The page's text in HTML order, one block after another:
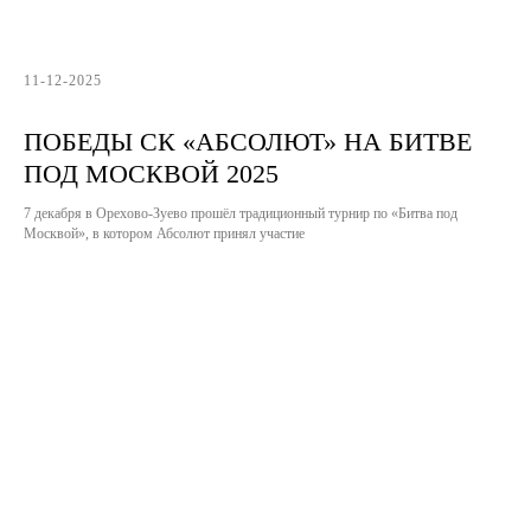
11-12-2025
ПОБЕДЫ СК «АБСОЛЮТ» НА БИТВЕ
ПОД МОСКВОЙ 2025
7 декабря в Орехово-Зуево прошёл традиционный турнир по «Битва под
Москвой», в котором Абсолют принял участие